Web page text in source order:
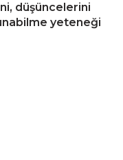
düşüncelerini
yeteneği